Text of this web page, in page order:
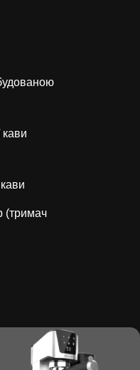
кави
(тримач